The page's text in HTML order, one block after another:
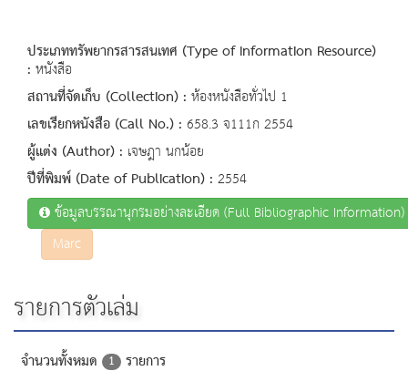
ประเภททรัพยากรสารสนเทศ (Type of Information Resource)
: หนังสือ
สถานที่จัดเก็บ (Collection) : ห้องหนังสือทั่วไป 1
เลขเรียกหนังสือ (Call No.) : 658.3 จ111ก 2554
ผู้แต่ง (Author) : เจษฎา นกน้อย
ปีที่พิมพ์ (Date of Publication) : 2554
ข้อมูลบรรณานุกรมอย่างละเอียด (Full Bibliographic Information)
Marc
รายการตัวเล่ม
จำนวนทั้งหมด 1 รายการ